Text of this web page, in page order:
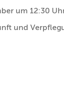
um 12:30
und